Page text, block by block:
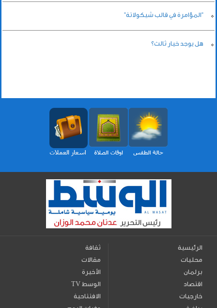
"المؤامرة في قالب شيكولاتة"
هل يوجد خيار ثالث؟
الرئيسية
محليات
برلمان
اقتصاد
خارجيات
ثقافة
مقالات
الأخيرة
TV الوسط
الافتتاحية